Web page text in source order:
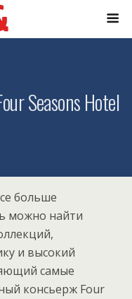
Seasons Hotel
больше
можно найти
и высокий
самые
консьерж Four